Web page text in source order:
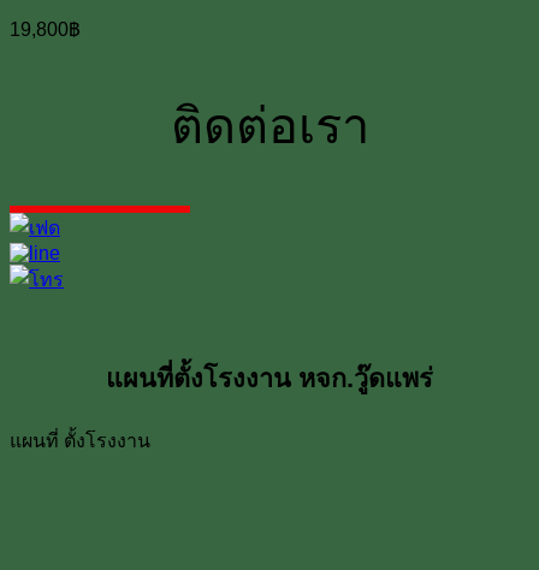
19,800฿
ติดต่อเรา
แผนที่ตั้งโรงงาน หจก.วู๊ดแพร่
แผนที่ ตั้งโรงงาน